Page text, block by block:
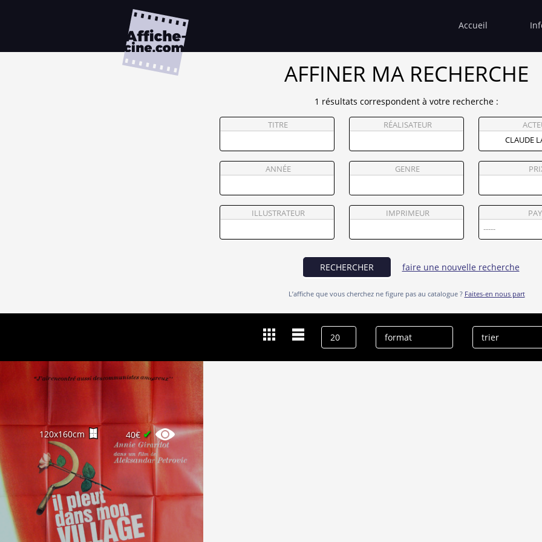
Accueil
AFFINER MA RECHERCHE
1 résultats correspondent à votre recherche :
TITRE RÉALISATEUR
ANNÉE GENRE
ILLUSTRATEUR IMPRIMEUR
RECHERCHER faire une nouvelle recherche
L’affiche que vous cherchez ne figure pas au catalogue ? Faites-en nous part
Claude Laugier
effacer l’historique
120x160cm 40€ ✔